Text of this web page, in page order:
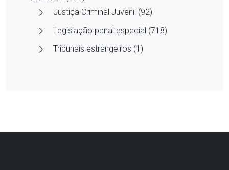
Justiça Criminal Juvenil (92)
Legislação penal especial (718)
Tribunais estrangeiros (1)